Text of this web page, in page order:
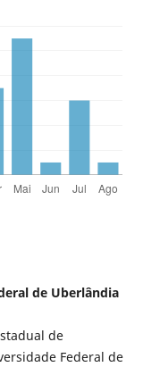
de Uberlândia
de
Federal de